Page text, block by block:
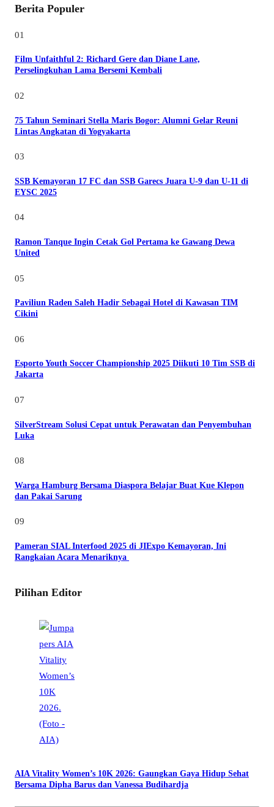
Berita Populer
01
Film Unfaithful 2: Richard Gere dan Diane Lane,
Perselingkuhan Lama Bersemi Kembali
02
75 Tahun Seminari Stella Maris Bogor: Alumni Gelar Reuni
Lintas Angkatan di Yogyakarta
03
SSB Kemayoran 17 FC dan SSB Garecs Juara U-9 dan U-11 di
EYSC 2025
04
Ramon Tanque Ingin Cetak Gol Pertama ke Gawang Dewa
United
05
Paviliun Raden Saleh Hadir Sebagai Hotel di Kawasan TIM
Cikini
06
Esporto Youth Soccer Championship 2025 Diikuti 10 Tim SSB di
Jakarta
07
SilverStream Solusi Cepat untuk Perawatan dan Penyembuhan
Luka
08
Warga Hamburg Bersama Diaspora Belajar Buat Kue Klepon
dan Pakai Sarung
09
Pameran SIAL Interfood 2025 di JIExpo Kemayoran, Ini
Rangkaian Acara Menariknya
Pilihan Editor
AIA Vitality Women’s 10K 2026: Gaungkan Gaya Hidup Sehat
Bersama Dipha Barus dan Vanessa Budihardja